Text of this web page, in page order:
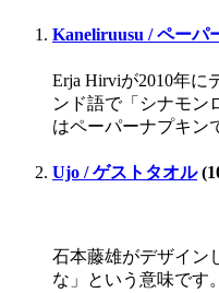
Kaneliruusu / ペーパ
Erja Hirviが2010年に
ンド語で「シナモン
はペーパーナプキン
Ujo / ゲストタオル
石本藤雄がデザイン
な」という意味です